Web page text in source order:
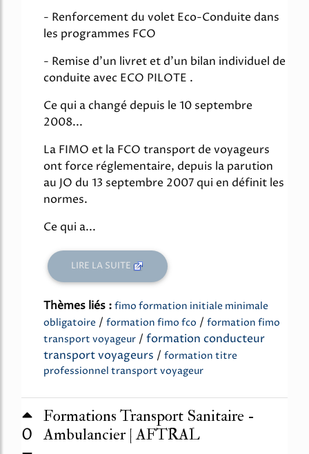
- Renforcement du volet Eco-Conduite dans
les programmes FCO
- Remise d'un livret et d'un bilan individuel de
conduite avec ECO PILOTE .
Ce qui a changé depuis le 10 septembre
2008...
La FIMO et la FCO transport de voyageurs
ont force réglementaire, depuis la parution
au JO du 13 septembre 2007 qui en définit les
normes.
Ce qui a...
LIRE LA SUITE
Thèmes liés : fimo formation initiale minimale
obligatoire / formation fimo fco / formation fimo
transport voyageur / formation conducteur
transport voyageurs / formation titre
professionnel transport voyageur
0
Formations Transport Sanitaire -
Ambulancier | AFTRAL